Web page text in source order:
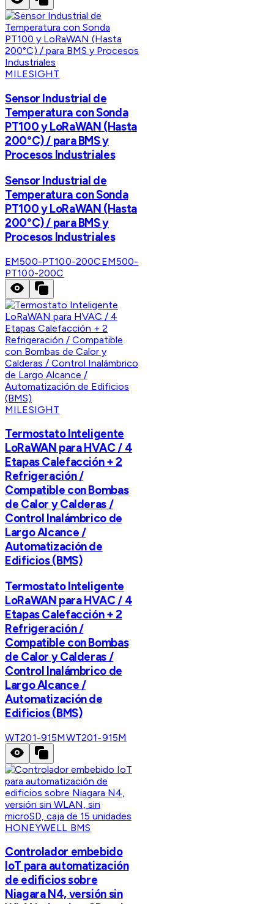
MILESIGHT
Sensor Industrial de
Temperatura con Sonda
PT100 y LoRaWAN (Hasta
200°C) / para BMS y
Procesos Industriales
Sensor Industrial de
Temperatura con Sonda
PT100 y LoRaWAN (Hasta
200°C) / para BMS y
Procesos Industriales
EM500-PT100-200CEM500-
PT100-200C
MILESIGHT
Termostato Inteligente
LoRaWAN para HVAC / 4
Etapas Calefacción + 2
Refrigeración /
Compatible con Bombas
de Calor y Calderas /
Control Inalámbrico de
Largo Alcance /
Automatización de
Edificios (BMS)
Termostato Inteligente
LoRaWAN para HVAC / 4
Etapas Calefacción + 2
Refrigeración /
Compatible con Bombas
de Calor y Calderas /
Control Inalámbrico de
Largo Alcance /
Automatización de
Edificios (BMS)
WT201-915MWT201-915M
HONEYWELL BMS
Controlador embebido
IoT para automatización
de edificios sobre
Niagara N4, versión sin